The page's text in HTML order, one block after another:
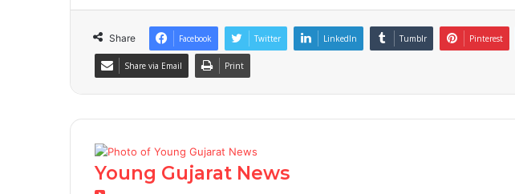
Share Facebook Twitter LinkedIn Tumblr Pinterest
Share via Email Print
Young Gujarat News